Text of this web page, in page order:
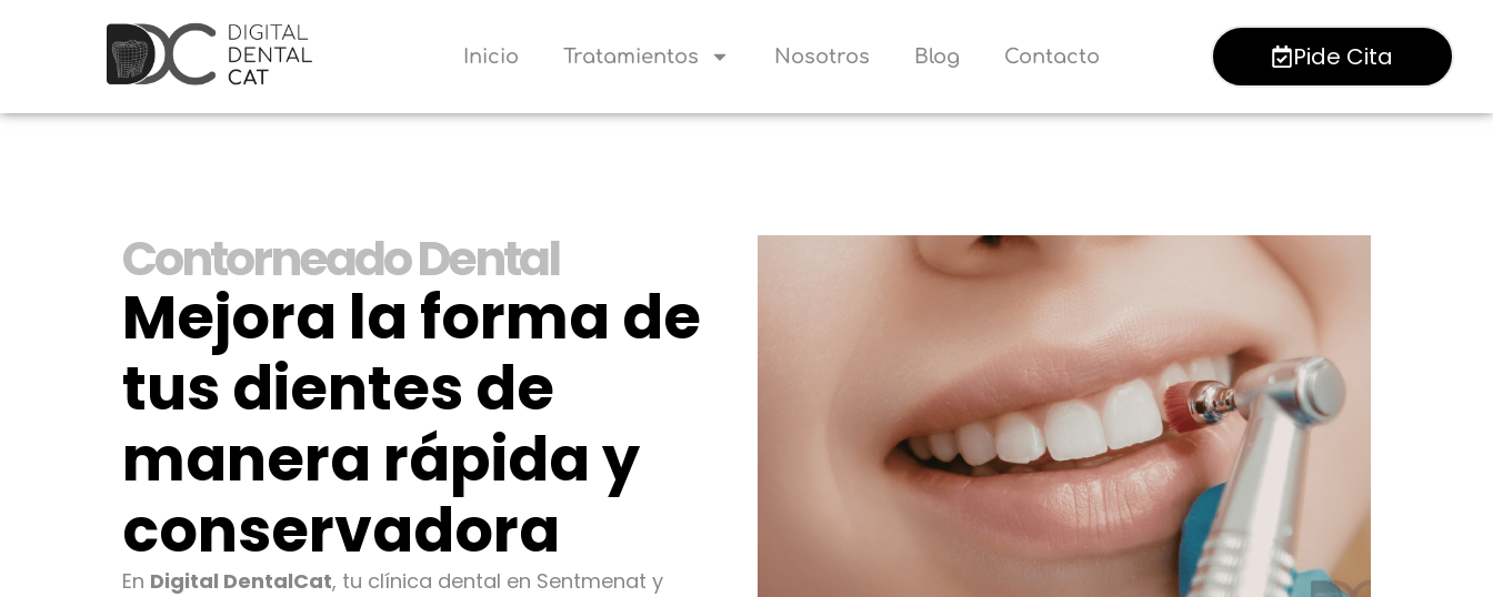
Inicio Tratamientos Nosotros Blog Contacto Pide Cita
Contorneado Dental
Mejora la forma de
tus dientes de
manera rápida y
conservadora
En Digital DentalCat, tu clínica dental en Sentmenat y